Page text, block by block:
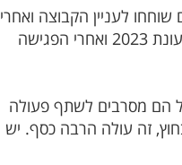
לעניין הקבוצה ואחרי
הפגישה במועצה סירבו להעביר תקציב לקבוצה מסיבות לא ברורות. עד היום הקבוצה לא קיבלה את התקציב של עונת 2023 ואחרי הפגישה
הם מסרבים לשתף פעולה
משחקים בחוץ, זה עולה הרבה כסף. יש